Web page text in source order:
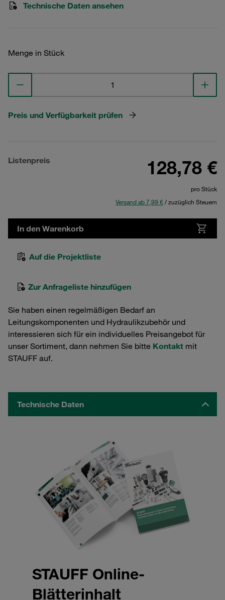
Technische Daten ansehen
Menge in Stück
Preis und Verfügbarkeit prüfen
Listenpreis 128,78 €
pro Stück
Versand ab 7,99 €/ zuzüglich Steuern
In den Warenkorb
Auf die Projektliste
Zur Anfrageliste hinzufügen
Sie haben einen regelmäßigen Bedarf an
Leitungskomponenten und Hydraulikzubehör und
interessieren sich für ein individuelles Preisangebot für
unser Sortiment, dann nehmen Sie bitte Kontakt mit
STAUFF auf.
Technische Daten
STAUFF Online-
Blätterinhalt